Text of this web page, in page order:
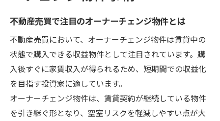
不動産売買で注目のオーナーチェンジ物件とは
不動産売買において、オーナーチェンジ物件は賃貸中の
状態で購入できる収益物件として注目されています。購
入後すぐに家賃収入が得られるため、短期間での収益化
を目指す投資家に適しています。
オーナーチェンジ物件は、賃貸契約が継続している物件
を引き継ぐ形となり、空室リスクを軽減しやすい点が大